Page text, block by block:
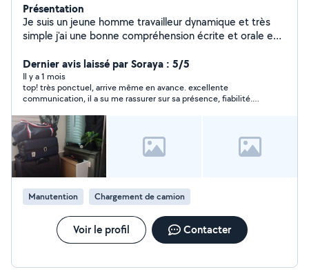
Présentation
Je suis un jeune homme travailleur dynamique et très
simple j'ai une bonne compréhension écrite et orale en
Dernier avis laissé par Soraya : 5/5
Il y a 1 mois
top! très ponctuel, arrive même en avance. excellente
communication, il a su me rassurer sur sa présence, fiabilité.
Manutention Chargement de camion
Voir le profil Contacter